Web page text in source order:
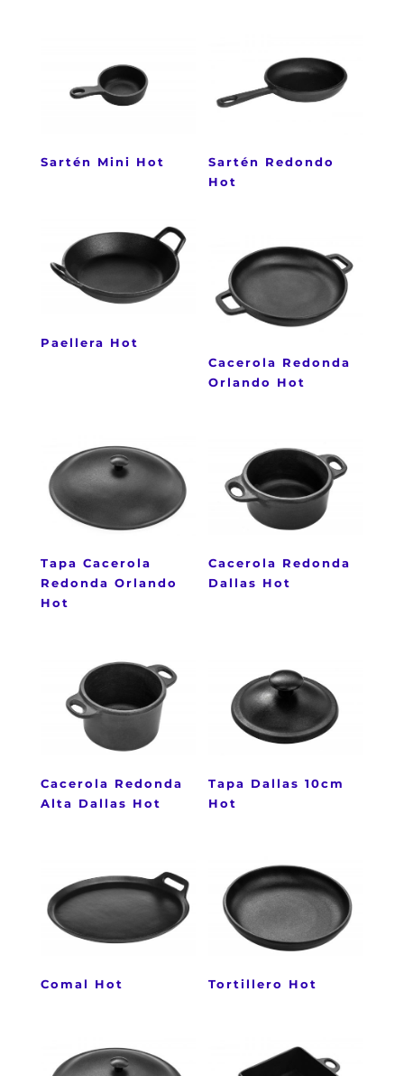
Sartén Mini Hot
Sartén Redondo
Hot
Paellera Hot
Cacerola Redonda
Orlando Hot
Tapa Cacerola
Redonda Orlando
Hot
Cacerola Redonda
Dallas Hot
Cacerola Redonda
Alta Dallas Hot
Tapa Dallas 10cm
Hot
Comal Hot Tortillero Hot